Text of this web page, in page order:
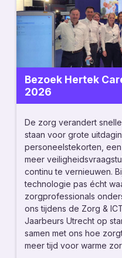
Bezoek Hertek
2026
De zorg verandert
staan voor grote
personeelstekorten,
meer
continu te vernieuwen.
technologie pas écht
zorgprofessionals
ons tijdens de Zorg &
Jaarbeurs Utrecht op
samen met ons hoe
meer tijd voor warme